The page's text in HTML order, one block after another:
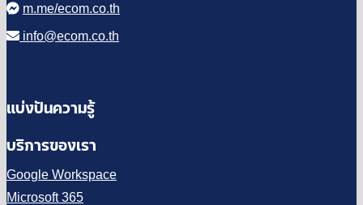
m.me/ecom.co.th
info@ecom.co.th
แบ่งปันความรู้
บริการของเรา
Google Workspace
Microsoft 365